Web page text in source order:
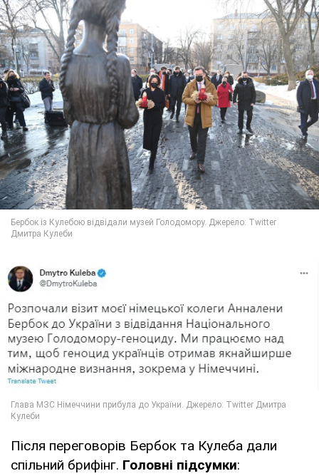
Після переговорів Бербок та Кулеба дали
спільний брифінг. Головні підсумки: